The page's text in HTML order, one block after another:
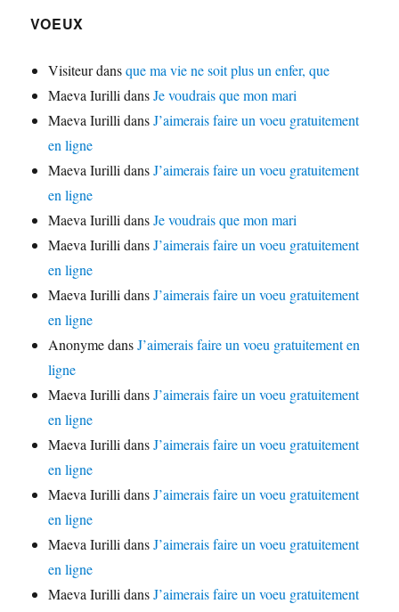
VOEUX
Visiteurdansque ma vie ne soit plus un enfer, que
Maeva Iurilli dansJe voudrais que mon mari
Maeva Iurilli dansJ’aimerais faire un voeu gratuitement
en ligne
Maeva Iurilli dansJ’aimerais faire un voeu gratuitement
en ligne
Maeva Iurilli dansJe voudrais que mon mari
Maeva Iurilli dansJ’aimerais faire un voeu gratuitement
en ligne
Maeva Iurilli dansJ’aimerais faire un voeu gratuitement
en ligne
AnonymedansJ’aimerais faire un voeu gratuitement en
ligne
Maeva Iurilli dansJ’aimerais faire un voeu gratuitement
en ligne
Maeva Iurilli dansJ’aimerais faire un voeu gratuitement
en ligne
Maeva Iurilli dansJ’aimerais faire un voeu gratuitement
en ligne
Maeva Iurilli dansJ’aimerais faire un voeu gratuitement
en ligne
Maeva Iurilli dansJ’aimerais faire un voeu gratuitement